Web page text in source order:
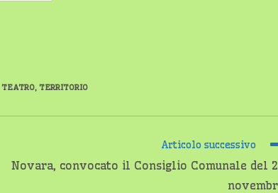
TEATRO, TERRITORIO
Articolo successivo
Novara, convocato il Consiglio Comunale del